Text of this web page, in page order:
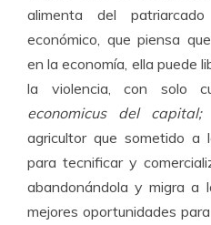
alimenta del
económico, que piensa
en la economía, ella puede
la violencia, con solo
economicus del capital;
agricultor que sometido a
para tecnificar y
abandonándola y migra a
mejores oportunidades